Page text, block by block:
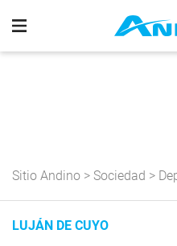
Sitio Andino > Sociedad >
LUJÁN DE CUYO